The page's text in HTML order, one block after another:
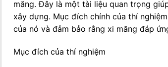
măng. Đây là một tài liệu quan trọng
xây dựng. Mục đích chính của thí
của nó và đảm bảo rằng xi măng đáp
Mục đích của thí nghiệm